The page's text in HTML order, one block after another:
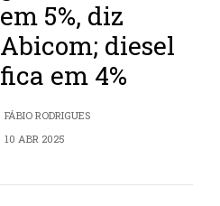
em 5%, diz
Abicom; diesel
fica em 4%
FÁBIO RODRIGUES
10 ABR 2025